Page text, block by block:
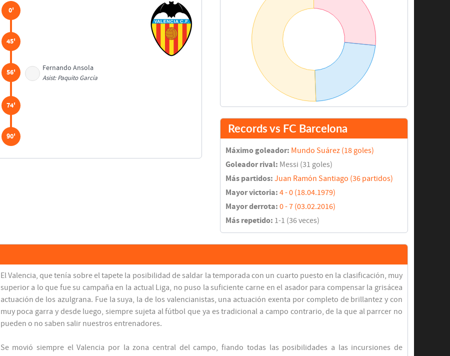
0'
45'
Fernando Ansola
Asist: Paquito García
56'
74'
90'
Records vs FC Barcelona
Máximo goleador: Mundo Suárez (18 goles)
Goleador rival: Messi (31 goles)
Más partidos: Juan Ramón Santiago (36 partidos)
Mayor victoria: 4 - 0 (18.04.1979)
Mayor derrota: 0 - 7 (03.02.2016)
Más repetido: 1-1 (36 veces)
El Valencia, que tenía sobre el tapete la posibilidad de saldar la temporada con un cuarto puesto en la clasificación, muy
superior a lo que fue su campaña en la actual Liga, no puso la suficiente carne en el asador para compensar la grisácea
actuación de los azulgrana. Fue la suya, la de los valencianistas, una actuación exenta por completo de brillantez y con
muy poca garra y desde luego, siempre sujeta al fútbol que ya es tradicional a campo contrario, de la que al parrcer no
pueden o no saben salir nuestros entrenadores.
Se movió siempre el Valencia por la zona central del campo, fiando todas las posibilidades a las incursiones de